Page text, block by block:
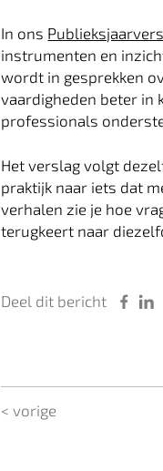
In ons
instrumenten en
wordt in gesprekken
vaardigheden beter in
professionals
Het verslag volgt
praktijk naar iets dat
verhalen zie je hoe
terugkeert naar
Deel dit bericht
< vorige